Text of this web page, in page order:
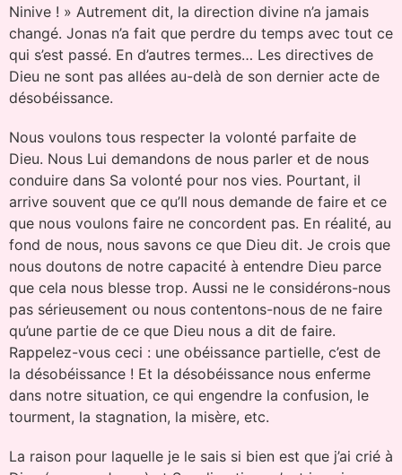
Ninive ! » Autrement dit, la direction divine n’a jamais
changé. Jonas n’a fait que perdre du temps avec tout ce
qui s’est passé. En d’autres termes… Les directives de
Dieu ne sont pas allées au-delà de son dernier acte de
désobéissance.
Nous voulons tous respecter la volonté parfaite de
Dieu. Nous Lui demandons de nous parler et de nous
conduire dans Sa volonté pour nos vies. Pourtant, il
arrive souvent que ce qu’Il nous demande de faire et ce
que nous voulons faire ne concordent pas. En réalité, au
fond de nous, nous savons ce que Dieu dit. Je crois que
nous doutons de notre capacité à entendre Dieu parce
que cela nous blesse trop. Aussi ne le considérons-nous
pas sérieusement ou nous contentons-nous de ne faire
qu’une partie de ce que Dieu nous a dit de faire.
Rappelez-vous ceci : une obéissance partielle, c’est de
la désobéissance ! Et la désobéissance nous enferme
dans notre situation, ce qui engendre la confusion, le
tourment, la stagnation, la misère, etc.
La raison pour laquelle je le sais si bien est que j’ai crié à